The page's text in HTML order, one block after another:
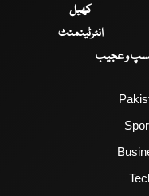
کھیل
انٹرٹینمنٹ
و عجیب